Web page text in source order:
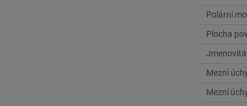
Polární
Plocha
Mezní
Mezní